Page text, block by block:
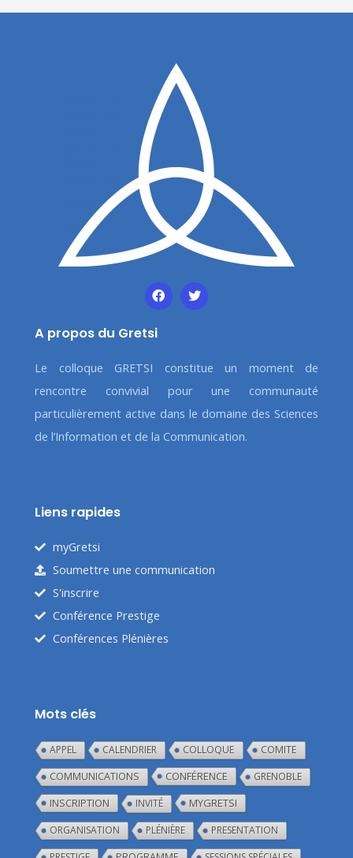
A propos du Gretsi
Le colloque GRETSI constitue un moment de
rencontre convivial pour une communauté
particulièrement active dans le domaine des Sciences
de l’Information et de la Communication.
Liens rapides
myGretsi
Soumettre une communication
S'inscrire
Conférence Prestige
Conférences Plénières
Mots clés
APPEL CALENDRIER COLLOQUE
COMITE
COMMUNICATIONS
CONFÉRENCE GRENOBLE
INSCRIPTION INVITÉ MYGRETSI
ORGANISATION PLÉNIÈRE
PRESENTATION